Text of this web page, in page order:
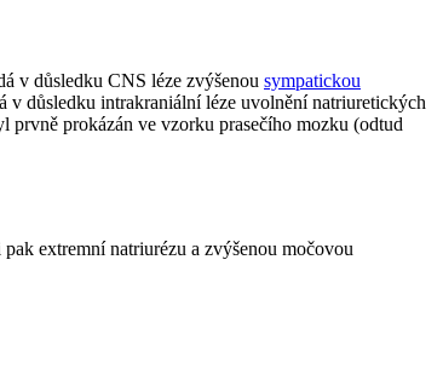
v důsledku CNS léze zvýšenou sympatickou
v důsledku intrakraniální léze uvolnění natriuretických
prokázán ve vzorku prasečího mozku (odtud
extremní natriurézu a zvýšenou močovou